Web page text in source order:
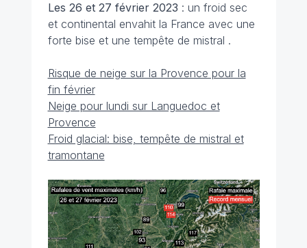
Les 26 et 27 février 2023 : un froid sec
et continental envahit la France avec une
forte bise et une tempête de mistral .
Risque de neige sur la Provence pour la
fin février
Neige pour lundi sur Languedoc et
Provence
Froid glacial: bise, tempête de mistral et
tramontane